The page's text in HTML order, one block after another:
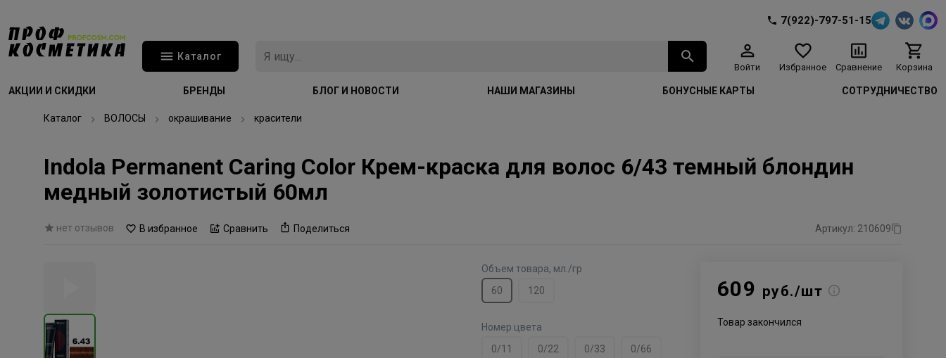
7(922)-797-51-15
Каталог
Войти Избранное Сравнение Корзина
АКЦИИ И СКИДКИ БРЕНДЫ БЛОГ И НОВОСТИ НАШИ МАГАЗИНЫ БОНУСНЫЕ КАРТЫ СОТРУДНИЧЕСТВО
Каталог ВОЛОСЫ окрашивание красители
Indola Permanent Caring Color Крем-краска для волос 6/43 темный блондин
медный золотистый 60мл
нет отзывов В избранное Сравнить Поделиться Артикул: 210609
Объем товара, мл./гр
60
120
Номер цвета
0/11
0/22 0/33 0/66
609 руб./шт
Товар закончился